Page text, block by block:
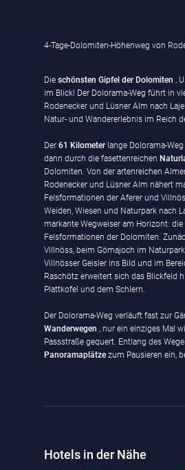
4-Tage-Dolomiten-Höhenweg von
Die schönsten Gipfel der Dolomiten ,
im Blick! Der Dolorama-Weg führt in
Rodenecker und Lüsner Alm nach
Natur- und Wandererlebnis im Reich
Der 61 Kilometer lange Dolorama-
dann durch die fasettenreichen
Dolomiten. Von der artenreichen
Rodenecker und Lüsner Alm nähert
Felsformationen der Aferer und
Weiden, Wiesen und Naturpark nach
markante Wegweiser am Horizont:
Felsformationen der Dolomiten.
Villnöss, beim Gömajoch im
Villnösser Geisler ins Bild und im
Raschötz erweitert sich das Blickfeld
Plattkofel und dem Schlern.
Der Dolorama-Weg verläuft fast zur
Wanderwegen , nur ein einziges Mal
Passstraße gequert. Entlang des
Panoramaplätze zum Pausieren ein,
Hotels in der Nähe